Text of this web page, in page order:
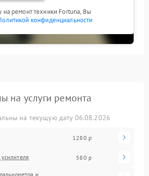
на ремонт техники Fortuna, Вы
конфиденциальности
на услуги ремонта
на текущую дату 06.08.2026
1280 р
580 р
и